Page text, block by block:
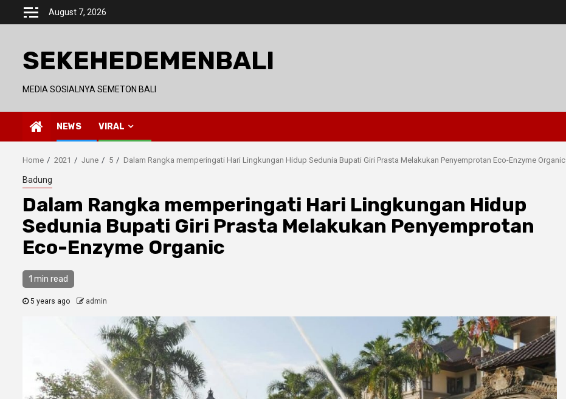
August 7, 2026
SEKEHEDEMENBALI
MEDIA SOSIALNYA SEMETON BALI
NEWS VIRAL
Home 2021 June 5 Dalam Rangka memperingati Hari Lingkungan Hidup Sedunia Bupati Giri Prasta Melakukan Penyemprotan Eco-Enzyme Organic
Badung
Dalam Rangka memperingati Hari Lingkungan Hidup
Sedunia Bupati Giri Prasta Melakukan Penyemprotan
Eco-Enzyme Organic
1 min read
5 years ago admin